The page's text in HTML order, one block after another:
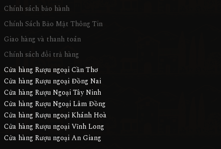
Chính sách bảo hành
Chính Sách Bảo Mật Thông Tin
Giao hàng và thanh toán
Chính sách đổi trả hàng
Cửa hàng Rượu ngoại Cần Thơ
Cửa hàng Rượu ngoại Đồng Nai
Cửa hàng Rượu Ngoại Tây Ninh
Cửa hàng Rượu Ngoại Lâm Đồng
Cửa hàng Rượu ngoại Khánh Hoà
Cửa hàng Rượu ngoại Vĩnh Long
Cửa hàng Rượu ngoại An Giang